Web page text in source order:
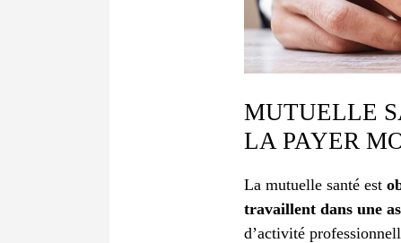
MUTUELLE
LA PAYER
La mutuelle santé est
travaillent dans une
d’activité